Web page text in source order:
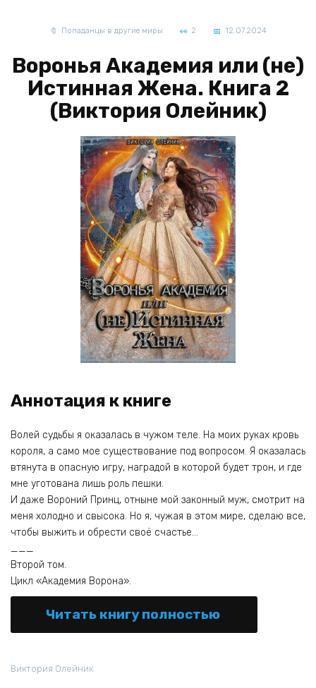
Попаданцы в другие миры 2 12.07.2024
Воронья Академия или (не)
Истинная Жена. Книга 2
(Виктория Олейник)
Аннотация к книге
Волей судьбы я оказалась в чужом теле. На моих руках кровь
короля, а само мое существование под вопросом. Я оказалась
втянута в опасную игру, наградой в которой будет трон, и где
мне уготована лишь роль пешки.
И даже Вороний Принц, отныне мой законный муж, смотрит на
меня холодно и свысока. Но я, чужая в этом мире, сделаю все,
чтобы выжить и обрести своё счастье…
___
Второй том.
Цикл «Академия Ворона».
Читать книгу полностью
Виктория Олейник